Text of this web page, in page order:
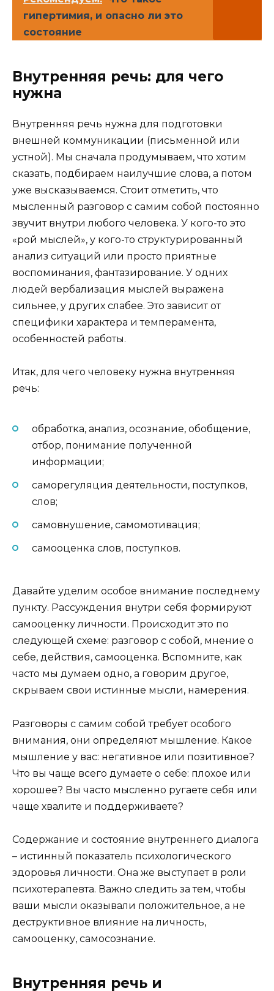
гипертимия, и опасно ли это
состояние
Внутренняя речь: для чего
нужна
Внутренняя речь нужна для подготовки
внешней коммуникации (письменной или
устной). Мы сначала продумываем, что хотим
сказать, подбираем наилучшие слова, а потом
уже высказываемся. Стоит отметить, что
мысленный разговор с самим собой постоянно
звучит внутри любого человека. У кого-то это
«рой мыслей», у кого-то структурированный
анализ ситуаций или просто приятные
воспоминания, фантазирование. У одних
людей вербализация мыслей выражена
сильнее, у других слабее. Это зависит от
специфики характера и темперамента,
особенностей работы.
Итак, для чего человеку нужна внутренняя
речь:
обработка, анализ, осознание, обобщение,
отбор, понимание полученной
информации;
саморегуляция деятельности, поступков,
слов;
самовнушение, самомотивация;
самооценка слов, поступков.
Давайте уделим особое внимание последнему
пункту. Рассуждения внутри себя формируют
самооценку личности. Происходит это по
следующей схеме: разговор с собой, мнение о
себе, действия, самооценка. Вспомните, как
часто мы думаем одно, а говорим другое,
скрываем свои истинные мысли, намерения.
Разговоры с самим собой требует особого
внимания, они определяют мышление. Какое
мышление у вас: негативное или позитивное?
Что вы чаще всего думаете о себе: плохое или
хорошее? Вы часто мысленно ругаете себя или
чаще хвалите и поддерживаете?
Содержание и состояние внутреннего диалога
– истинный показатель психологического
здоровья личности. Она же выступает в роли
психотерапевта. Важно следить за тем, чтобы
ваши мысли оказывали положительное, а не
деструктивное влияние на личность,
самооценку, самосознание.
Внутренняя речь и